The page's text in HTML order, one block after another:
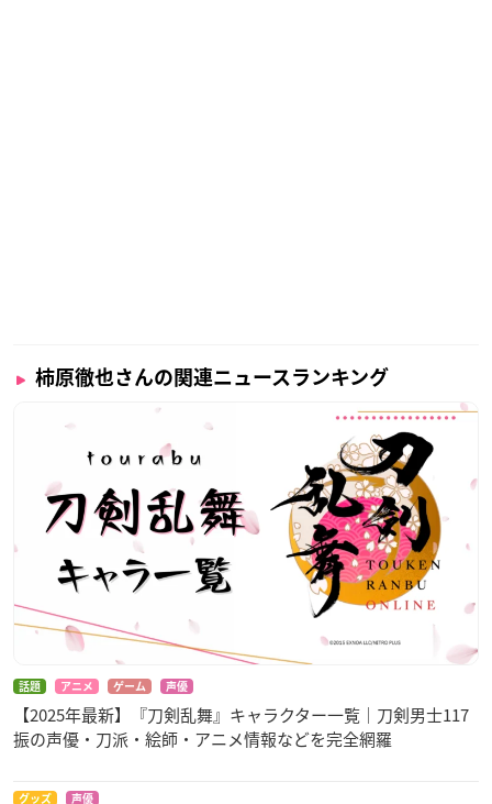
柿原徹也さんの関連ニュースランキング
話題 アニメ ゲーム 声優
【2025年最新】『刀剣乱舞』キャラクター一覧｜刀剣男士117
振の声優・刀派・絵師・アニメ情報などを完全網羅
グッズ 声優